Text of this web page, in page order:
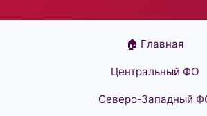
🏠 Главная
Центральный ФО
Северо-Западный